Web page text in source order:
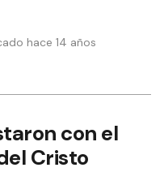
hace 14 años
con el
Cristo